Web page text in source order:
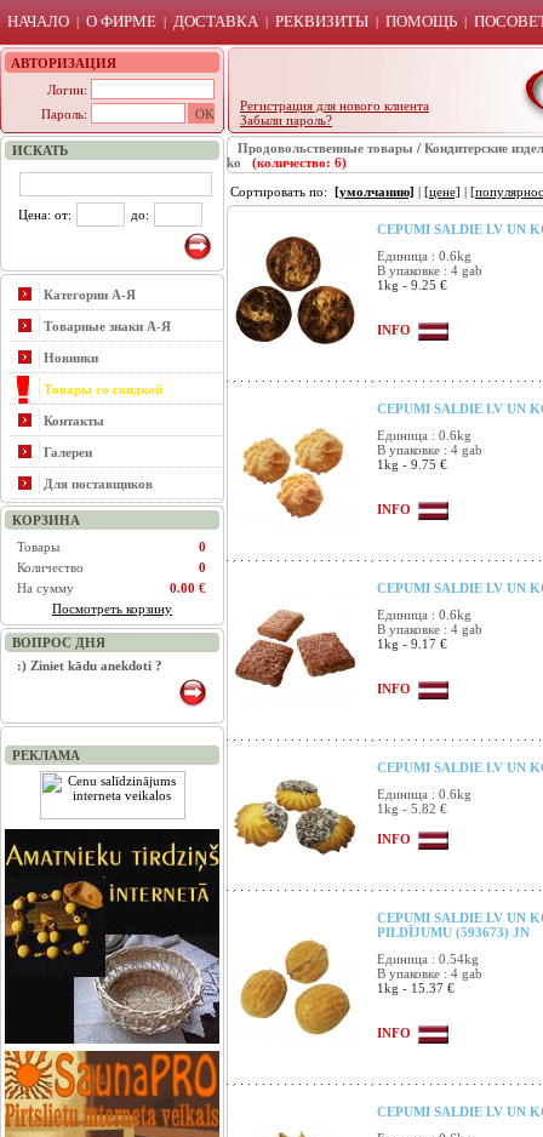
НАЧАЛО | О ФИРМЕ | ДОСТАВКА | РЕКВИЗИТЫ | ПОМОЩЬ |
АВТОРИЗАЦИЯ
Логин:
Пароль:
Регистрация для нового клиента
Забыли пароль?
ИСКАТЬ
Цена: от: до:
Категории А-Я
Товарные знаки А-Я
Новинки
Товары со скидкой
Контакты
Галереи
Для поставщиков
КОРЗИНА
Товары
0
Количество
0
На сумму
0.00 €
Посмотреть корзину
ВОПРОС ДНЯ
:) Ziniet kādu anekdoti ?
РЕКЛАМА
Продовольственные товары / Кондитерские
ko
(количество: 6)
Сортировать по: [умолчанию] | [цене] |
CEPUMI SALDIE LV UN
Единица : 0.6kg
В упаковке : 4 gab
1kg - 9.25 €
INFO
CEPUMI SALDIE LV UN
Единица : 0.6kg
В упаковке : 4 gab
1kg - 9.75 €
INFO
CEPUMI SALDIE LV UN
Единица : 0.6kg
В упаковке : 4 gab
1kg - 9.17 €
INFO
CEPUMI SALDIE LV UN
Единица : 0.6kg
1kg - 5.82 €
INFO
CEPUMI SALDIE LV UN
PILDĪJUMU (593673) JN
Единица : 0.54kg
В упаковке : 4 gab
1kg - 15.37 €
INFO
CEPUMI SALDIE LV UN